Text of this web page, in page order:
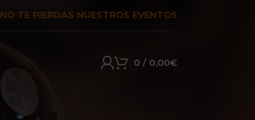
NO TE PIERDAS NUESTROS EVENTOS
0 / 0,00€